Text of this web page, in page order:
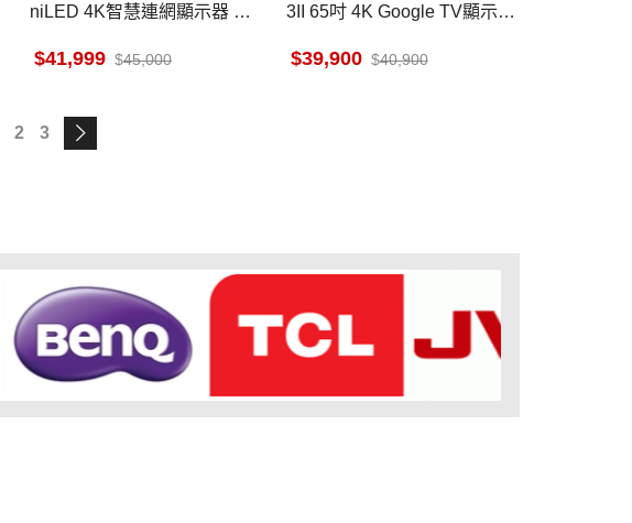
niLED 4K智慧連網顯示器 含
41,999 45,000
3II 65吋 4K Google TV顯示器
39,900 40,900
2 3